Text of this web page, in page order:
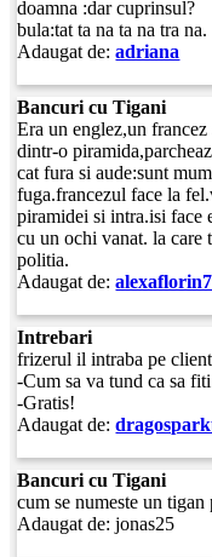
doamna :dar cuprinsul?
bula:tat ta na ta na tra na.
Adaugat de:adriana
Bancuri cu Tigani
Era un englez,un
dintr-o
cat fura si aude:sunt
fuga.francezul face la
piramidei si intra.isi face
cu un ochi vanat. la care
politia.
Adaugat de:
Intrebari
frizerul il intraba pe
-Cum sa va tund ca sa
-Gratis!
Adaugat de:
Bancuri cu Tigani
cum se numeste un
Adaugat de:jonas25